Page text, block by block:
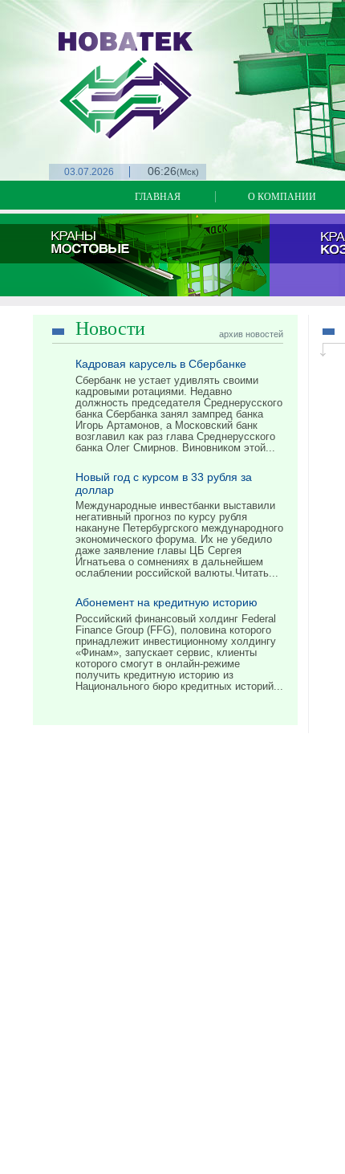
03.07.2026 06:26(Мск)
ГЛАВНАЯ О КОМПАНИИ
Новости архив новостей
Кадровая карусель в Сбербанке
Сбербанк не устает удивлять своими
кадровыми ротациями. Недавно
должность председателя Среднерусского
банка Сбербанка занял зампред банка
Игорь Артамонов, а Московский банк
возглавил как раз глава Среднерусского
банка Олег Смирнов. Виновником этой...
Новый год с курсом в 33 рубля за
доллар
Международные инвестбанки выставили
негативный прогноз по курсу рубля
накануне Петербургского международного
экономического форума. Их не убедило
даже заявление главы ЦБ Сергея
Игнатьева о сомнениях в дальнейшем
ослаблении российской валюты.Читать...
Абонемент на кредитную историю
Российский финансовый холдинг Federal
Finance Group (FFG), половина которого
принадлежит инвестиционному холдингу
«Финам», запускает сервис, клиенты
которого смогут в онлайн-режиме
получить кредитную историю из
Национального бюро кредитных историй...